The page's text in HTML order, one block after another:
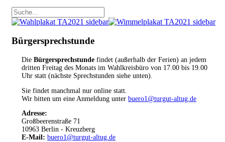
Bürgersprechstunde
Die Bürgersprechstunde findet (außerhalb der Ferien) an jedem
dritten Freitag des Monats im Wahlkreisbüro von 17.00 bis 19.00
Uhr statt (nächste Sprechstunden siehe unten).
Sie findet manchmal nur online statt.
Wir bitten um eine Anmeldung unter buero1@turgut-altug.de
Adresse:
Großbeerenstraße 71
10963 Berlin - Kreuzberg
E-Mail: buero1@turgut-altug.de